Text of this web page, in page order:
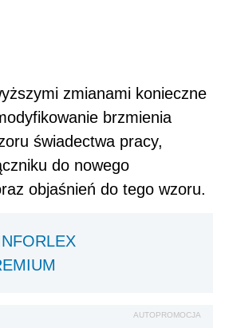
zmianami konieczne
brzmienia
świadectwa pracy,
do nowego
objaśnień do tego wzoru.
AUTOPROMOCJA